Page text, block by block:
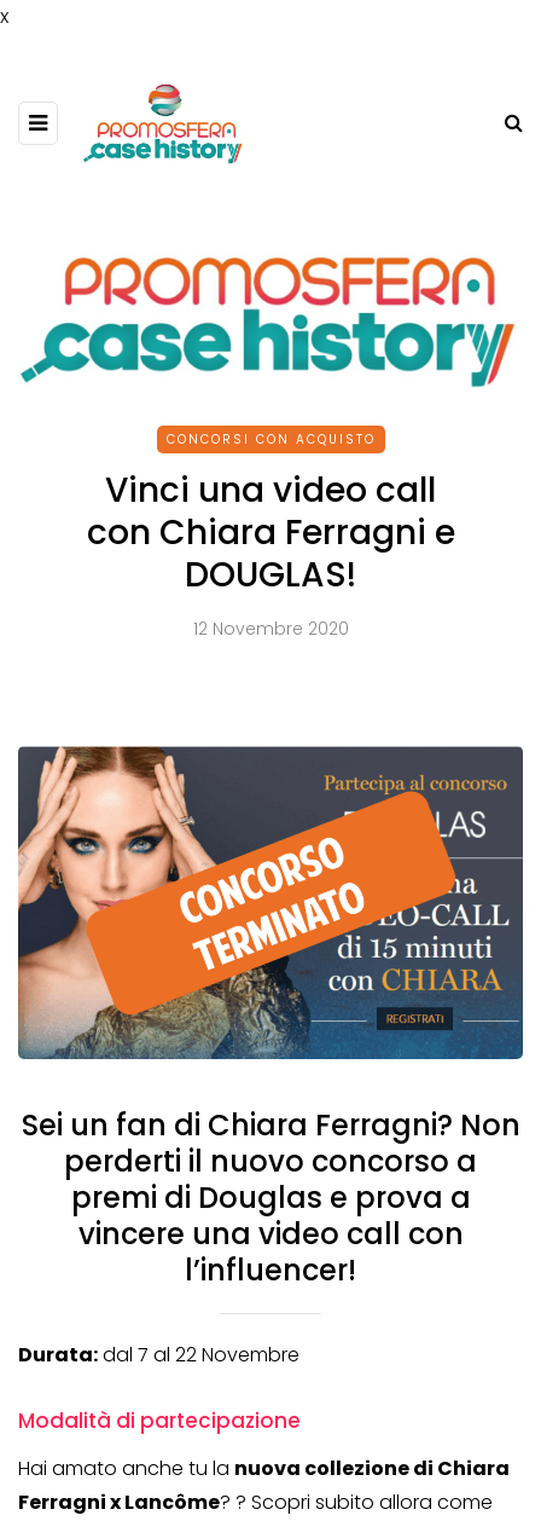
x
CONCORSI CON ACQUISTO
Vinci una video call
con Chiara Ferragni e
DOUGLAS!
12 Novembre 2020
Sei un fan di Chiara Ferragni? Non
perderti il nuovo concorso a
premi di Douglas e prova a
vincere una video call con
l’influencer!
Durata:dal 7 al 22 Novembre
Modalità di partecipazione
Hai amato anche tu la nuova collezione di Chiara
Ferragni x Lancôme? ? Scopri subito allora come